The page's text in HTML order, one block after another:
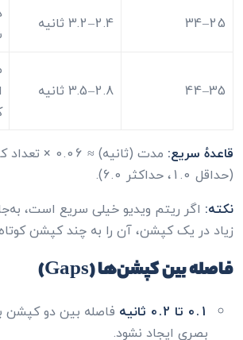
25–34 2.4–3.2 ثانیه
35–44 2.8–3.5 ثانیه
قاعدهٔ سریع:
(حداقل 1.0، حداکثر 6.0).
نکته: اگر ریتم ویدیو خیلی سریع است،
زیاد در یک کپشن، آن را به چند کپشن
فاصله بین کپشن‌ها (Gaps)
0.1 تا 0.2 ثانیه
فاصله بین دو کپشن
بصری ایجاد نشود.